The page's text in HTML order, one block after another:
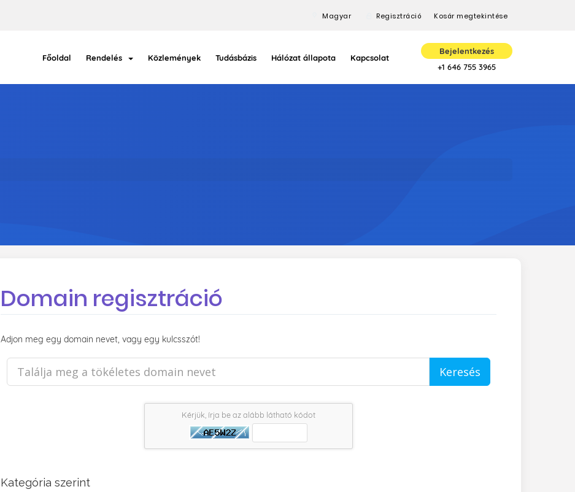
Magyar Regisztráció Kosár megtekintése
Főoldal Rendelés Közlemények Tudásbázis Hálózat állapota Kapcsolat
Bejelentkezés
+1 646 755 3965
Domain regisztráció
Adjon meg egy domain nevet, vagy egy kulcsszót!
Keresés
Kérjük, írja be az alább látható kódot
Kategória szerint